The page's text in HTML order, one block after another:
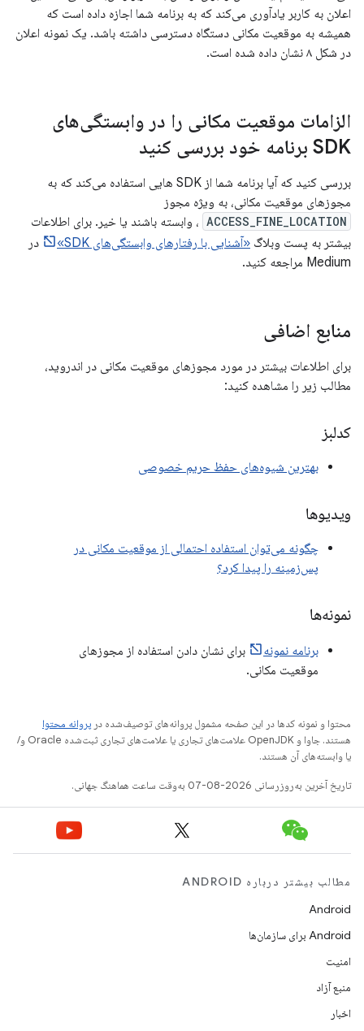
اعلان به کاربر یادآوری می‌کند که به برنامه شما اجازه داده است که
همیشه به موقعیت مکانی دستگاه دسترسی داشته باشد. یک نمونه اعلان
در شکل ۸ نشان داده شده است.
الزامات موقعیت مکانی را در وابستگی‌های
SDK برنامه خود بررسی کنید
بررسی کنید که آیا برنامه شما از SDK هایی استفاده می‌کند که به
مجوزهای موقعیت مکانی، به ویژه مجوز
ACCESS_FINE_LOCATION ، وابسته باشند یا خیر. برای اطلاعات
بیشتر به پست وبلاگ «آشنایی با رفتارهای وابستگی‌های SDK»
در
Medium مراجعه کنید.
منابع اضافی
برای اطلاعات بیشتر در مورد مجوزهای موقعیت مکانی در اندروید،
مطالب زیر را مشاهده کنید:
کدلبز
بهترین شیوه‌های حفظ حریم خصوصی
ویدیوها
چگونه می‌توان استفاده احتمالی از موقعیت مکانی در
پس‌زمینه را پیدا کرد؟
نمونه‌ها
برنامه نمونه
برای نشان دادن استفاده از مجوزهای
موقعیت مکانی.
محتوا و نمونه کدها در این صفحه مشمول پروانه‌های توصیف‌شده در پروانه محتوا
هستند. جاوا و OpenJDK علامت‌های تجاری یا علامت‌های تجاری ثبت‌شده Oracle و/
یا وابسته‌های آن هستند.
تاریخ آخرین به‌روزرسانی 2026-08-07 به‌وقت ساعت هماهنگ جهانی.
مطالب بیشتر درباره ANDROID
Android
Android برای سازمان‌ها
امنیت
منبع آزاد
اخبار